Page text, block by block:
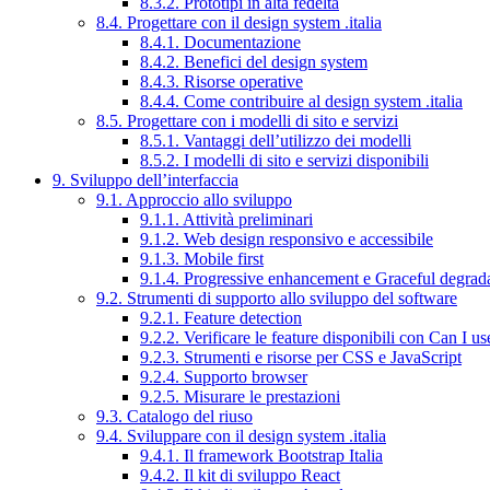
8.4. Progettare con il design system .italia
8.4.1. Documentazione
8.4.2. Benefici del design system
8.4.3. Risorse operative
8.4.4. Come contribuire al design system .italia
8.5. Progettare con i modelli di sito e servizi
8.5.1. Vantaggi dell’utilizzo dei modelli
8.5.2. I modelli di sito e servizi disponibili
9. Sviluppo dell’interfaccia
9.1. Approccio allo sviluppo
9.1.1. Attività preliminari
9.1.2. Web design responsivo e accessibile
9.1.3. Mobile first
9.1.4. Progressive enhancement e Graceful
9.2. Strumenti di supporto allo sviluppo del software
9.2.1. Feature detection
9.2.2. Verificare le feature disponibili con Can I
9.2.3. Strumenti e risorse per CSS e JavaScript
9.2.4. Supporto browser
9.2.5. Misurare le prestazioni
9.3. Catalogo del riuso
9.4. Sviluppare con il design system .italia
9.4.1. Il framework Bootstrap Italia
9.4.2. Il kit di sviluppo React